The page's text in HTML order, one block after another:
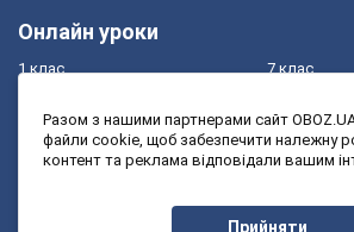
Онлайн уроки
1 клас
3 клас
7 клас
9 клас
Разом з нашими партнерами сайт
файли cookie, щоб забезпечити належну
контент та реклама відповідали вашим
Прийняти